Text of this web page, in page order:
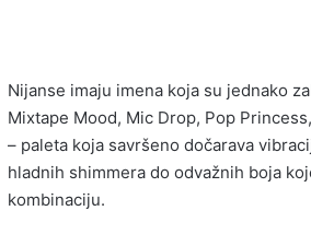
Nijanse imaju imena koja su jednako
Mixtape Mood, Mic Drop, Pop
– paleta koja savršeno dočarava
hladnih shimmera do odvažnih boja
kombinaciju.